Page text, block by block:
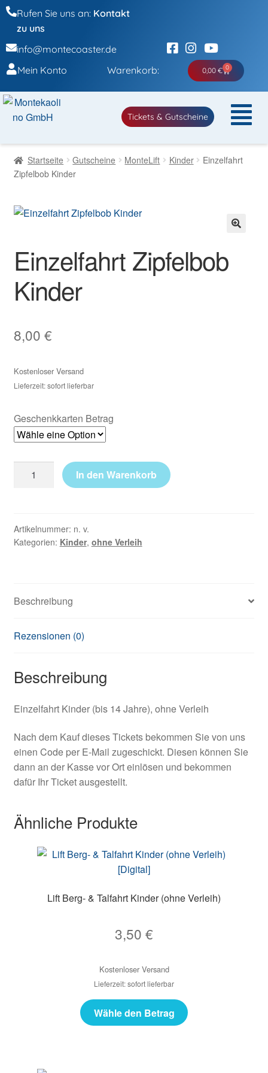
Rufen Sie uns an: Kontakt
zu uns
info@montecoaster.de
Mein Konto
Warenkorb: 0,00 € 0
Tickets & Gutscheine
Startseite Gutscheine MonteLift Kinder
Einzelfahrt
Zipfelbob Kinder
Einzelfahrt Zipfelbob
Kinder
8,00 €
Kostenloser Versand
Lieferzeit: sofort lieferbar
Geschenkkarten Betrag
In den Warenkorb
Artikelnummer: n. v.
Kategorien: Kinder, ohne Verleih
Beschreibung
Rezensionen (0)
Beschreibung
Einzelfahrt Kinder (bis 14 Jahre), ohne Verleih
Nach dem Kauf dieses Tickets bekommen Sie von uns
einen Code per E-Mail zugeschickt. Diesen können Sie
dann an der Kasse vor Ort einlösen und bekommen
dafür Ihr Ticket ausgestellt.
Ähnliche Produkte
Lift Berg- & Talfahrt Kinder (ohne Verleih)
3,50 €
Kostenloser Versand
Lieferzeit: sofort lieferbar
Wähle den Betrag